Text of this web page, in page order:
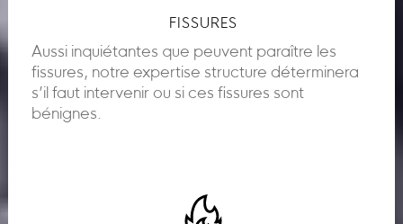
FISSURES
Aussi inquiétantes que peuvent paraître les
fissures, notre expertise structure déterminera
s’il faut intervenir ou si ces fissures sont
bénignes.